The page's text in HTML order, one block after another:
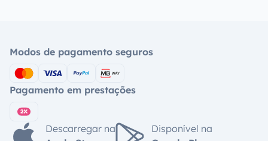
Modos de pagamento seguros
Pagamento em prestações
Descarregar na
Disponível na